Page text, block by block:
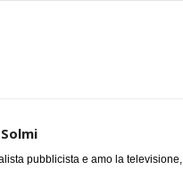
pubblicista e amo la